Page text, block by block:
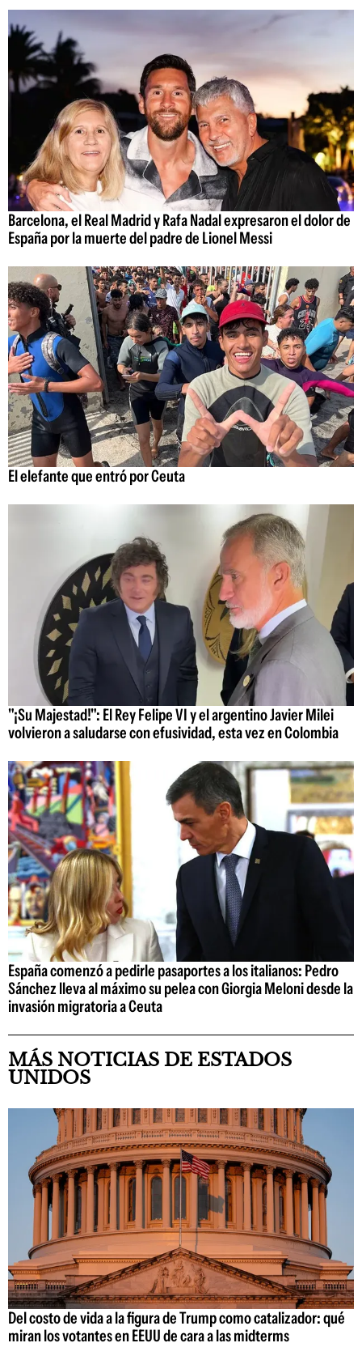
Barcelona, el Real Madrid y Rafa Nadal expresaron el dolor de
España por la muerte del padre de Lionel Messi
El elefante que entró por Ceuta
"¡Su Majestad!": El Rey Felipe VI y el argentino Javier Milei
volvieron a saludarse con efusividad, esta vez en Colombia
España comenzó a pedirle pasaportes a los italianos: Pedro
Sánchez lleva al máximo su pelea con Giorgia Meloni desde la
invasión migratoria a Ceuta
MÁS NOTICIAS DE ESTADOS
UNIDOS
Del costo de vida a la figura de Trump como catalizador: qué
miran los votantes en EEUU de cara a las midterms